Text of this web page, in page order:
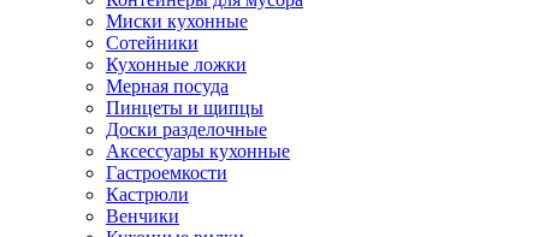
Миски кухонные
Сотейники
Кухонные ложки
Мерная посуда
Пинцеты и щипцы
Доски разделочные
Аксессуары кухонные
Гастроемкости
Кастрюли
Венчики